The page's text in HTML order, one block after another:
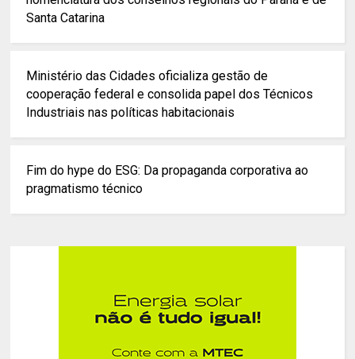
Santa Catarina
Ministério das Cidades oficializa gestão de
cooperação federal e consolida papel dos Técnicos
Industriais nas políticas habitacionais
Fim do hype do ESG: Da propaganda corporativa ao
pragmatismo técnico